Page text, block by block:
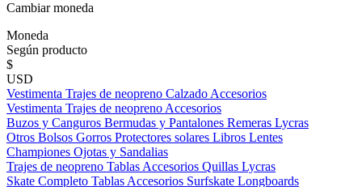
Cambiar moneda
Moneda
Según producto
$
USD
Vestimenta Trajes de neopreno Calzado Accesorios
Vestimenta Trajes de neopreno Accesorios
Buzos y Canguros Bermudas y Pantalones Remeras Lycras
Otros Bolsos Gorros Protectores solares Libros Lentes
Championes Ojotas y Sandalias
Trajes de neopreno Tablas Accesorios Quillas Lycras
Skate Completo Tablas Accesorios Surfskate Longboards